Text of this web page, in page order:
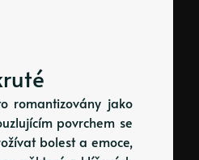
romantizovány jako
povrchem se
bolest a emoce,